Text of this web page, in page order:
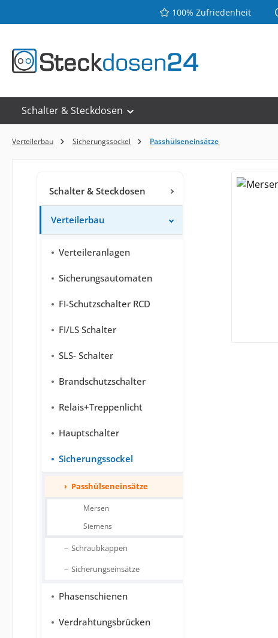
100% Zufriedenheit
Schalter & Steckdosen
Verteilerbau Sicherungssockel Passhülseneinsätze
Schalter & Steckdosen
Verteilerbau
Verteileranlagen
Sicherungsautomaten
FI-Schutzschalter RCD
FI/LS Schalter
SLS- Schalter
Brandschutzschalter
Relais+Treppenlicht
Hauptschalter
Sicherungssockel
Passhülseneinsätze
Mersen
Siemens
Schraubkappen
Sicherungseinsätze
Phasenschienen
Verdrahtungsbrücken